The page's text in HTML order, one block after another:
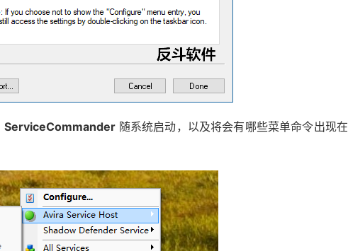
ServiceCommander随系统启动，以及将会有哪些菜单命令出现在